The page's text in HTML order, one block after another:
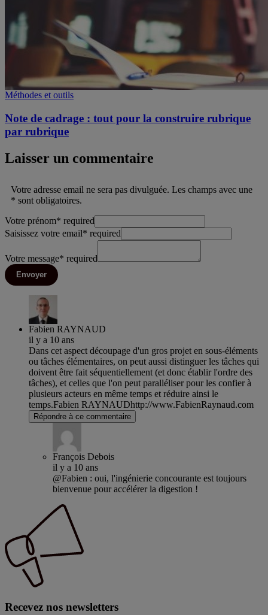
Méthodes et outils
Note de cadrage : tout pour la construire rubrique
par rubrique
Laisser un commentaire
Votre adresse email ne sera pas divulguée. Les champs avec une
* sont obligatoires.
Votre prénom* required
Saisissez votre email* required
Votre message* required
Envoyer
Fabien RAYNAUD
il y a 10 ans
Dans cet aspect découpage d'un gros projet en sous-éléments
ou tâches élémentaires, on peut aussi distinguer les tâches qui
doivent être fait séquentiellement (et donc établir l'ordre des
tâches), et celles que l'on peut paralléliser pour les confier à
plusieurs acteurs en même temps et réduire ainsi le
temps.Fabien RAYNAUDhttp://www.FabienRaynaud.com
Répondre à ce commentaire
François Debois
il y a 10 ans
@Fabien : oui, l'ingénierie concourante est toujours
bienvenue pour accélérer la digestion !
Recevez nos newsletters